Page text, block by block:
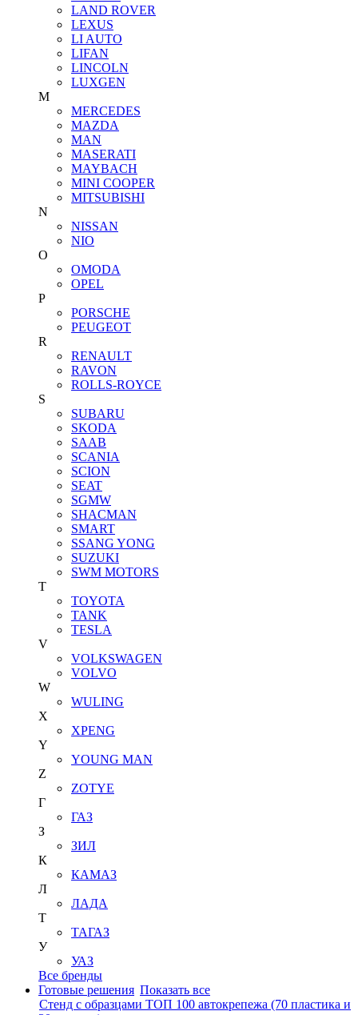
LAND ROVER
LEXUS
LI AUTO
LIFAN
LINCOLN
LUXGEN
M
MERCEDES
MAZDA
MAN
MASERATI
MAYBACH
MINI COOPER
MITSUBISHI
N
NISSAN
NIO
O
OMODA
OPEL
P
PORSCHE
PEUGEOT
R
RENAULT
RAVON
ROLLS-ROYCE
S
SUBARU
SKODA
SAAB
SCANIA
SCION
SEAT
SGMW
SHACMAN
SMART
SSANG YONG
SUZUKI
SWM MOTORS
T
TOYOTA
TANK
TESLA
V
VOLKSWAGEN
VOLVO
W
WULING
X
XPENG
Y
YOUNG MAN
Z
ZOTYE
Г
ГАЗ
З
ЗИЛ
К
КАМАЗ
Л
ЛАДА
Т
ТАГАЗ
У
УАЗ
Все бренды
Готовые решения Показать все
Стенд с образцами ТОП 100 автокрепежа (70 пластика и